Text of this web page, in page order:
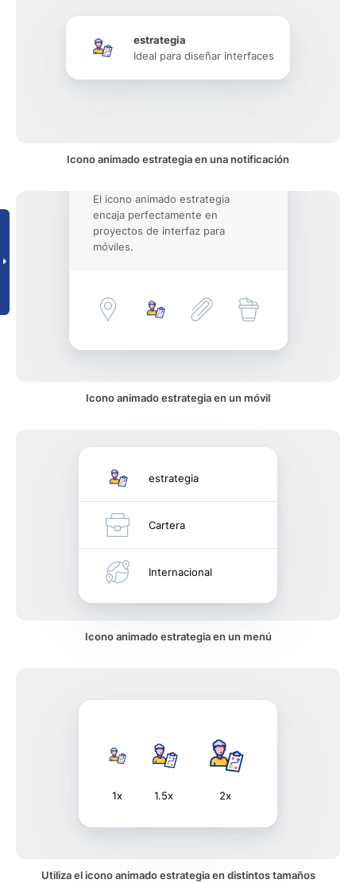
estrategia
Ideal para diseñar interfaces
Icono animado estrategia en una notificación
El icono animado estrategia
encaja perfectamente en
proyectos de interfaz para
móviles.
Icono animado estrategia en un móvil
estrategia
Cartera
Internacional
Icono animado estrategia en un menú
1x 1.5x 2x
Utiliza el icono animado estrategia en distintos tamaños